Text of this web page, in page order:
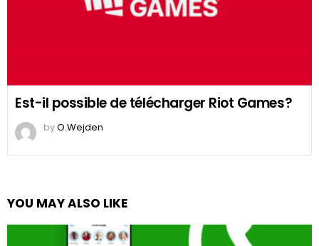
Est-il possible de télécharger Riot Games?
byO.Wejden
YOU MAY ALSO LIKE